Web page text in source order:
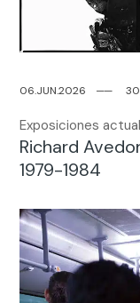
06.JUN.2026──
Exposiciones
Richard
1979-1984